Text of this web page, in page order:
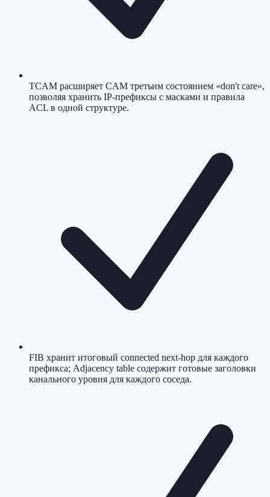
TCAM расширяет CAM третьим состоянием «don't care»,
позволяя хранить IP-префиксы с масками и правила
ACL в одной структуре.
FIB хранит итоговый connected next-hop для каждого
префикса; Adjacency table содержит готовые заголовки
канального уровня для каждого соседа.